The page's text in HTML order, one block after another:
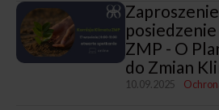
ZMP - O
do Zmian
10.09.2025